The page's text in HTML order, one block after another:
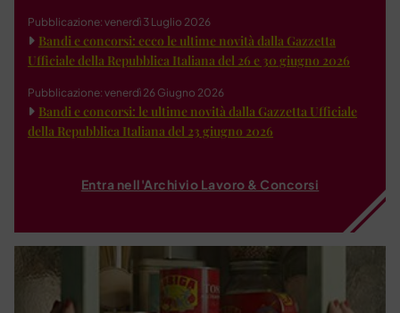
Pubblicazione: venerdì 3 Luglio 2026
Bandi e concorsi: ecco le ultime novità dalla Gazzetta
Ufficiale della Repubblica Italiana del 26 e 30 giugno 2026
Pubblicazione: venerdì 26 Giugno 2026
Bandi e concorsi: le ultime novità dalla Gazzetta Ufficiale
della Repubblica Italiana del 23 giugno 2026
Entra nell'Archivio Lavoro & Concorsi